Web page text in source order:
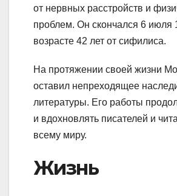
от нервных расстройств и
проблем. Он скончался 6 июля
возрасте 42 лет от сифилиса.
На протяжении своей жизни
оставил непреходящее
литературы. Его работы
и вдохновлять писателей и
всему миру.
Жизнь